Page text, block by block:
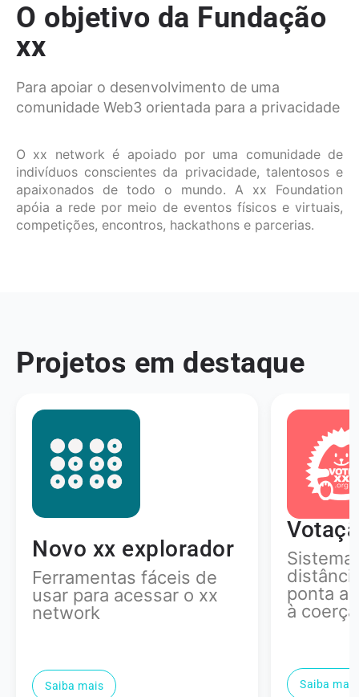
O objetivo da Fundação
xx
Para apoiar o desenvolvimento de uma
comunidade Web3 orientada para a privacidade
O xx network é apoiado por uma comunidade de
indivíduos conscientes da privacidade, talentosos e
apaixonados de todo o mundo. A xx Foundation
apóia a rede por meio de eventos físicos e virtuais,
competições, encontros, hackathons e parcerias.
Projetos em destaque
Sistema eleitoral à
distância, verificável de
ponta a ponta, resistente
à coerção
Saiba mais
cMixx
Códigos
Saiba mais